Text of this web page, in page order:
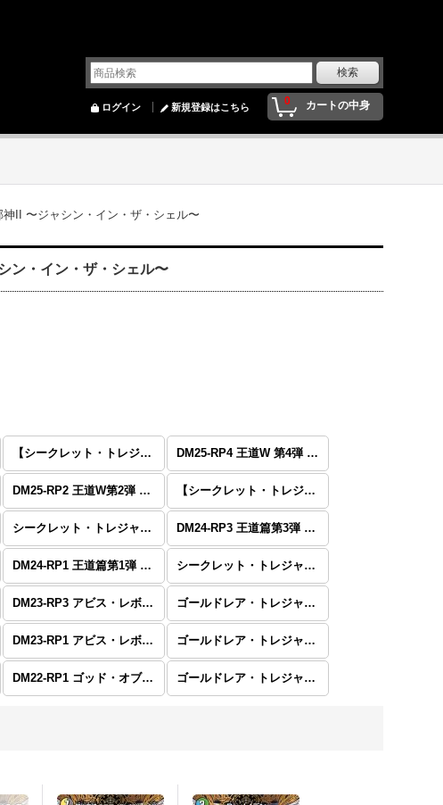
0 カートの中身
ログイン 新規登録はこちら
II 〜ジャシン・イン・ザ・シェル〜
ン・イン・ザ・シェル〜
【シークレット・トレジャー】DM26-RP1 逆札篇 第1弾 逆転神VS切札竜 DM25-RP4 王道W 第4弾 終淵 〜LOVE＆ABYSS〜
DM25-RP2 王道W第2弾 邪神vs邪神II 〜ジャシン・イン・ザ・シェル〜 【シークレット・トレジャー】DM25-RP2 王道W第2弾 邪神vs邪神II 〜ジャシン・イン・ザ・シェル〜
シークレット・トレジャー DM24-RP4 王道篇第4弾 「悪魔神、復活」 DM24-RP3 王道篇第3弾 「ゴールド・オブ・ハイパーエンジェル」
DM24-RP1 王道篇第1弾 「デーモン・オブ・ハイパームーン」 シークレット・トレジャー DM24-RP1 王道篇第1弾 「デーモン・オブ・ハイパームーン」
DM23-RP3 アビス・レボリューション 第3弾 「魔覇革命」 ゴールドレア・トレジャー DM23-RP3 アビス・レボリューション 第3弾 「魔覇革命」
DM23-RP1 アビス・レボリューション 第1弾 「双竜戦記」 ゴールドレア・トレジャーDM23-RP1 アビス・レボリューション 第1弾 「双竜戦記」
DM22-RP1 ゴッド・オブ・アビス 第１弾「伝説の邪神」 ゴールドレア・トレジャーDM22-RP1 ゴッド・オブ・アビス 第１弾「伝説の邪神」